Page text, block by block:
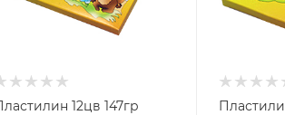
12цв 147гр